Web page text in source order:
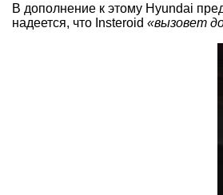
В дополнение к этому Hyundai
надеется, что Insteroid «вызовет